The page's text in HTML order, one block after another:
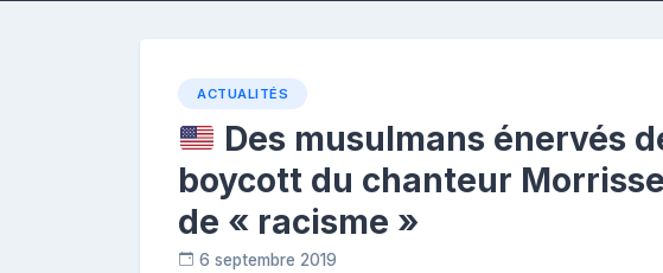
ACTUALITÉS
Des musulmans énervés
boycott du chanteur
de « racisme »
6 septembre 2019